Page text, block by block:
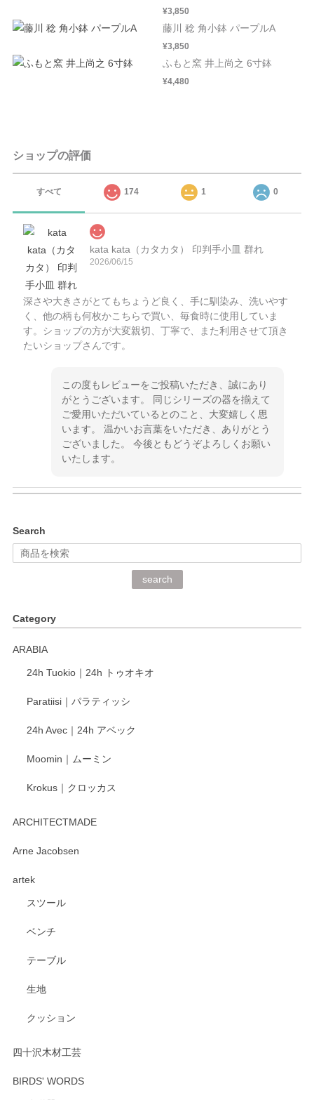
¥3,850
藤川 稔 角小鉢 パープルA
¥3,850
ふもと窯 井上尚之 6寸鉢
¥4,480
ショップの評価
すべて 174 1 0
kata kata（カタカタ） 印判手小皿 群れ
2026/06/15
深さや大きさがとてもちょうど良く、手に馴染み、洗いやす
く、他の柄も何枚かこちらで買い、毎食時に使用していま
す。ショップの方が大変親切、丁寧で、また利用させて頂き
たいショップさんです。
この度もレビューをご投稿いただき、誠にあり
がとうございます。 同じシリーズの器を揃えて
ご愛用いただいているとのこと、大変嬉しく思
います。 温かいお言葉をいただき、ありがとう
ございました。 今後ともどうぞよろしくお願い
いたします。
深さや大きさがとてもちょうど良く、手に馴染み、洗いやす
く、他の柄も何枚かこちらで買い、毎食時に使用していま
く交換して下さいました。
がとうございます。 同じシリーズの器を揃えて
います。 温かいお言葉をいただき、ありがとう
いたします。
深さや大きさがとてもちょうど良く、手に馴染み、洗いやす
す。ショップの方が大変親切、丁寧で、また利用させて頂き
レビューをご投稿いただき、重ねてお礼申し上
です。 温かいお言葉をいただき、ありがとうご
ります。
Search
search
Category
ARABIA
24h Tuokio｜24h トゥオキオ
Paratiisi｜パラティッシ
24h Avec｜24h アベック
Moomin｜ムーミン
Krokus｜クロッカス
ARCHITECTMADE
Arne Jacobsen
artek
スツール
ベンチ
テーブル
生地
クッション
四十沢木材工芸
BIRDS' WORDS